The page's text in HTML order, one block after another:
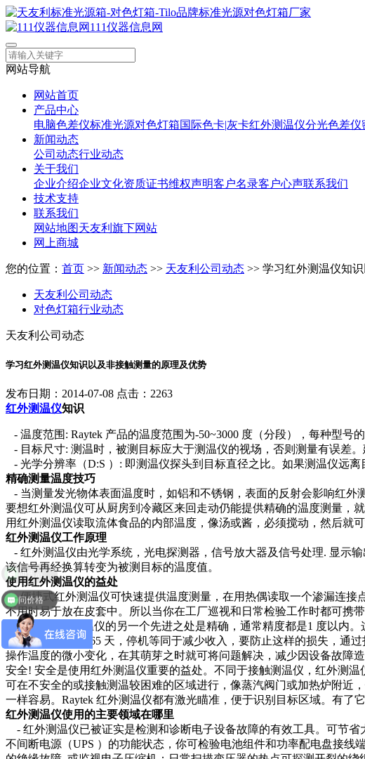
111仪器信息网
网站导航
网站首页
产品中心
电脑色差仪标准光源对色灯箱国际色卡|灰卡红外测温仪分光色差仪
新闻动态
公司动态行业动态
关于我们
企业介绍企业文化资质证书维权声明客户名录客户心声联系我们
技术支持
联系我们
网站地图天友利旗下网站
网上商城
您的位置： 首页 >> 新闻动态 >> 天友利公司动态 >> 学习红外测温仪知
天友利公司动态
对色灯箱行业动态
天友利公司动态
学习红外测温仪知识以及非接触测量的原理及优势
发布日期：2014-07-08 点击：2263
红外测温仪知识
- 温度范围: Raytek 产品的温度范围为-50~3000 度（分段），每种型
- 目标尺寸: 测温时，被测目标应大于测温仪的视场，否则测量有误差。
- 光学分辨率（D:S ）: 即测温仪探头到目标直径之比。如果测温仪远离
精确测量温度技巧
- 当测量发光物体表面温度时，如铝和不锈钢，表面的反射会影响红外
要想红外测温仪可从厨房到冷藏区来回走动仍能提供精确的温度测量，
用红外测温仪读取流体食品的内部温度，像汤或酱，必须搅动，然后就
红外测温仪工作原理
- 红外测温仪由光学系统，光电探测器，信号放大器及信号处理. 显示
该信号再经换算转变为被测目标的温度值。
使用红外测温仪的益处
- 便捷式红外测温仪可快速提供温度测量，在用热偶读取一个渗漏连接
不用时易于放在皮套中。所以当你在工厂巡视和日常检验工作时都可携带
- 精确! 红外测温仪的另一个先进之处是精确，通常精度都是1 度以内
设备和工厂运转365 天，停机等同于减少收入，要防止这样的损失，通
操作温度的微小变化，在其萌芽之时就可将问题解决，减少因设备故障
安全! 安全是使用红外测温仪重要的益处。不同于接触测温仪，红外测
可在不安全的或接触测温较困难的区域进行，像蒸汽阀门或加热炉附近
一样容易。Raytek 红外测温仪都有激光瞄准，便于识别目标区域。有了
红外测温仪使用的主要领域在哪里
- 红外测温仪已被证实是检测和诊断电子设备故障的有效工具。可节
不间断电源（UPS ）的功能状态，你可检验电池组件和功率配电盘接
问价格
问售后